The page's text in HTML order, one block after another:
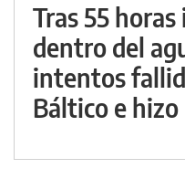
Tras 55
dentro del
intentos
Báltico e